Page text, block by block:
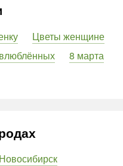
Цветы женщине
8 марта
Новосибирск